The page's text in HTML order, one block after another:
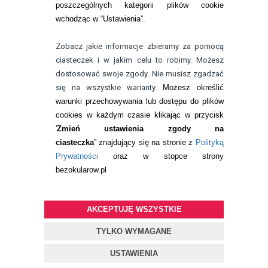
poszczególnych kategorii plików cookie
wchodząc w “Ustawienia”.
Zobacz jakie informacje zbieramy za pomocą
ciasteczek i w jakim celu to robimy. Możesz
dostosować swoje zgody. Nie musisz zgadzać
się na wszystkie warianty.
Możesz określić
warunki przechowywania lub dostępu do plików
cookies w każdym czasie klikając w przycisk
'Zmień ustawienia zgody na
ciasteczka” znajdujący się na stronie z Polityką
Prywatności oraz w stopce strony
bezokularow.pl
AKCEPTUJĘ WSZYSTKIE
TYLKO WYMAGANE
USTAWIENIA
telefon:
732 08 08 72
kontakt@bezokularow.pl
BEZOKULARÓW.PL | soczewki kontaktowe i płyny